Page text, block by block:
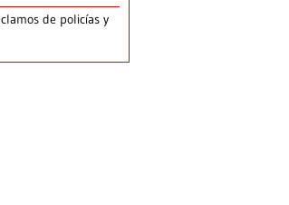
de policías y